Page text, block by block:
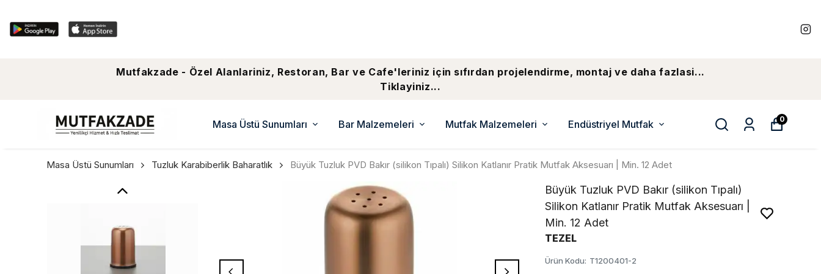
Mutfakzade - Özel Alanlariniz, Restoran, Bar ve Cafe'leriniz için sıfırdan projelendirme, montaj ve daha fazlasi...
Tiklayiniz...
Masa Üstü Sunumları Bar Malzemeleri Mutfak Malzemeleri Endüstriyel Mutfak 0
Masa Üstü Sunumları Tuzluk Karabiberlik Baharatlık Büyük Tuzluk PVD Bakır (silikon Tıpalı) Silikon Katlanır Pratik Mutfak Aksesuarı | Min. 12 Adet
Büyük Tuzluk PVD Bakır (silikon Tıpalı)
Silikon Katlanır Pratik Mutfak Aksesuarı |
Min. 12 Adet
TEZEL
Ürün Kodu: T1200401-2